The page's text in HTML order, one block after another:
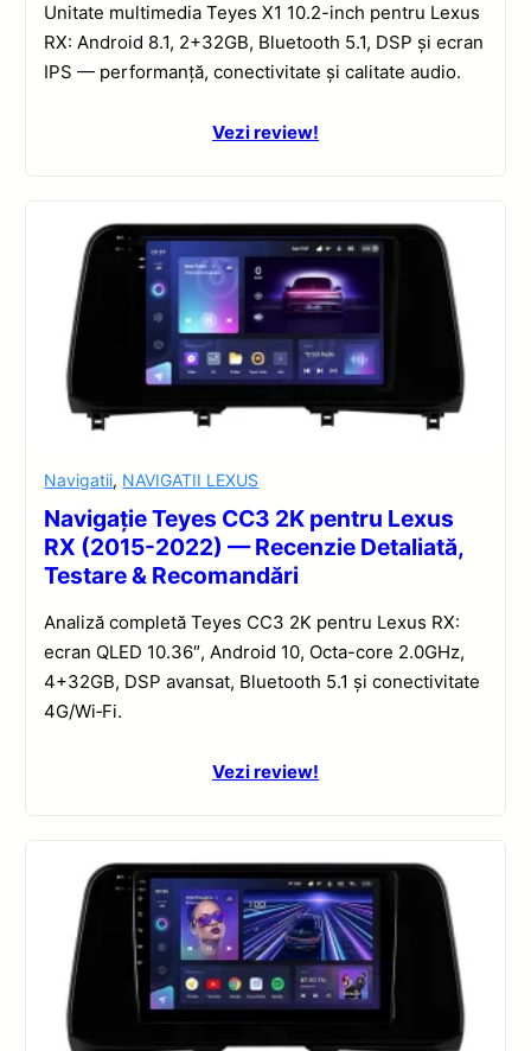
Unitate multimedia Teyes X1 10.2-inch pentru Lexus
RX: Android 8.1, 2+32GB, Bluetooth 5.1, DSP și ecran
IPS — performanță, conectivitate și calitate audio.
Vezi review!
Navigatii, NAVIGATII LEXUS
Navigație Teyes CC3 2K pentru Lexus
RX (2015-2022) — Recenzie Detaliată,
Testare & Recomandări
Analiză completă Teyes CC3 2K pentru Lexus RX:
ecran QLED 10.36″, Android 10, Octa-core 2.0GHz,
4+32GB, DSP avansat, Bluetooth 5.1 și conectivitate
4G/Wi‑Fi.
Vezi review!